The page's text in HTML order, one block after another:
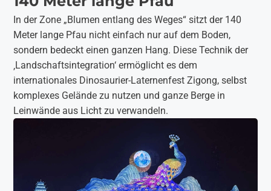
In der Zone „Blumen entlang des Weges“ sitzt der 140
Meter lange Pfau nicht einfach nur auf dem Boden,
sondern bedeckt einen ganzen Hang. Diese Technik der
‚Landschaftsintegration‘ ermöglicht es dem
internationales Dinosaurier-Laternenfest Zigong, selbst
komplexes Gelände zu nutzen und ganze Berge in
Leinwände aus Licht zu verwandeln.